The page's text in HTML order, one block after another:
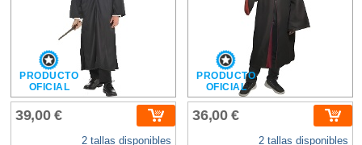
PRODUCTO
OFICIAL
39,00 €
2 tallas disponibles
PRODUCTO
OFICIAL
36,00 €
2 tallas disponibles